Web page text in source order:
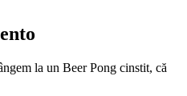
la un Beer Pong cinstit, că